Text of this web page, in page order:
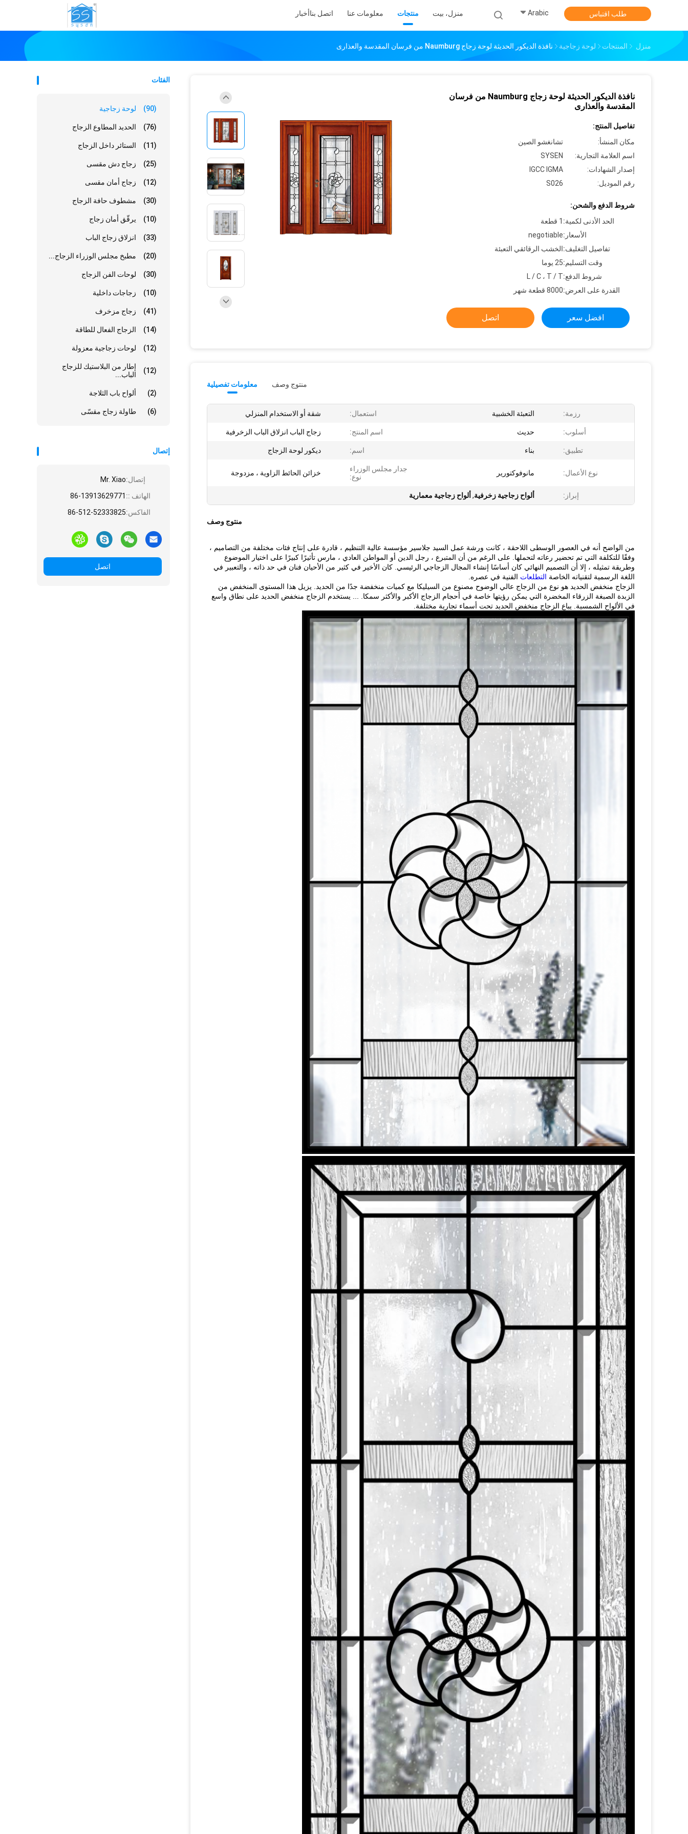
منزل، بيت منتجات معلومات عنا اتصل بناأخبار Arabic طلب اقتباس
منزل المنتجات لوحة زجاجية نافذة الديكور الحديثة لوحة زجاج Naumburg من فرسان المقدسة والعذارى
الفئات
لوحة زجاجية (90)
الحديد المطاوع الزجاج (76)
الستائر داخل الزجاج (11)
زجاج دش مقسى (25)
زجاج أمان مقسى (12)
مشطوف حافة الزجاج (30)
يرقّق أمان زجاج (10)
انزلاق زجاج الباب (33)
مطبخ مجلس الوزراء الزجاج... (20)
لوحات الفن الزجاج (30)
زجاجات داخلية (10)
زجاج مزخرف (41)
الزجاج الفعال للطاقة (14)
لوحات زجاجية معزولة (12)
إطار من البلاستيك للزجاج
الباب...
(12)
ألواح باب الثلاجة (2)
طاولة زجاج مقسّى (6)
إتصال
إتصال:Mr. Xiao
الهاتف :: 86-13913629771
الفاكس:86-512-52333825
اتصل
نافذة الديكور الحديثة لوحة زجاج Naumburg من فرسان
المقدسة والعذارى
تفاصيل المنتج:
مكان المنشأ:
تشانغشو الصين
اسم العلامة التجارية:
SYSEN
إصدار الشهادات:
IGCC IGMA
رقم الموديل:
S026
شروط الدفع والشحن:
الحد الأدنى لكمية: 1 قطعة
الأسعار:negotiable
تفاصيل التغليف:الخشب الرقائقي التعبئة
وقت التسليم:25 يوما
شروط الدفع:L / C ، T / T
القدرة على العرض:8000 قطعة شهر
افضل سعر اتصل
معلومات تفصيلية منتوج وصف
رزمة: التعبئة الخشبية استعمال: شقة أو الاستخدام المنزلي
أسلوب: حديث اسم المنتج: زجاج الباب انزلاق الباب الزخرفية
تطبيق: بناء اسم: ديكور لوحة الزجاج
نوع الأعمال: مانوفوكتورير
جدار مجلس الوزراء
نوع:
خزائن الحائط الزاوية ، مزدوجة
إبراز: ألواح زجاجية زخرفية, ألواح زجاجية معمارية
منتوج وصف
من الواضح أنه في العصور الوسطى اللاحقة ، كانت ورشة عمل السيد جلاسير مؤسسة عالية التنظيم ، قادرة على إنتاج فئات مختلفة من التصاميم ،
وفقًا للتكلفة التي تم تحضير رعاته لتحملها.
على الرغم من أن المتبرع ، رجل الدين أو المواطن العادي ، مارس تأثيرًا كبيرًا على اختيار الموضوع
وطريقة تمثيله ، إلا أن التصميم النهائي كان أساسًا إنشاء المجال الزجاجي الرئيسي. كان الأخير في كثير من الأحيان فنان في حد ذاته ، والتعبير في
اللغة الرسمية لتقنياته الخاصة التطلعات الفنية في عصره.
الزجاج منخفض الحديد هو نوع من الزجاج عالي الوضوح مصنوع من السيليكا مع كميات منخفضة جدًا من الحديد.
يزيل هذا المستوى المنخفض من
الزبدة الصبغة الزرقاء المخضرة التي يمكن رؤيتها خاصة في أحجام الزجاج الأكبر والأكثر سمكا.
... يستخدم الزجاج منخفض الحديد على نطاق واسع
في الألواح الشمسية.
يباع الزجاج منخفض الحديد تحت أسماء تجارية مختلفة.